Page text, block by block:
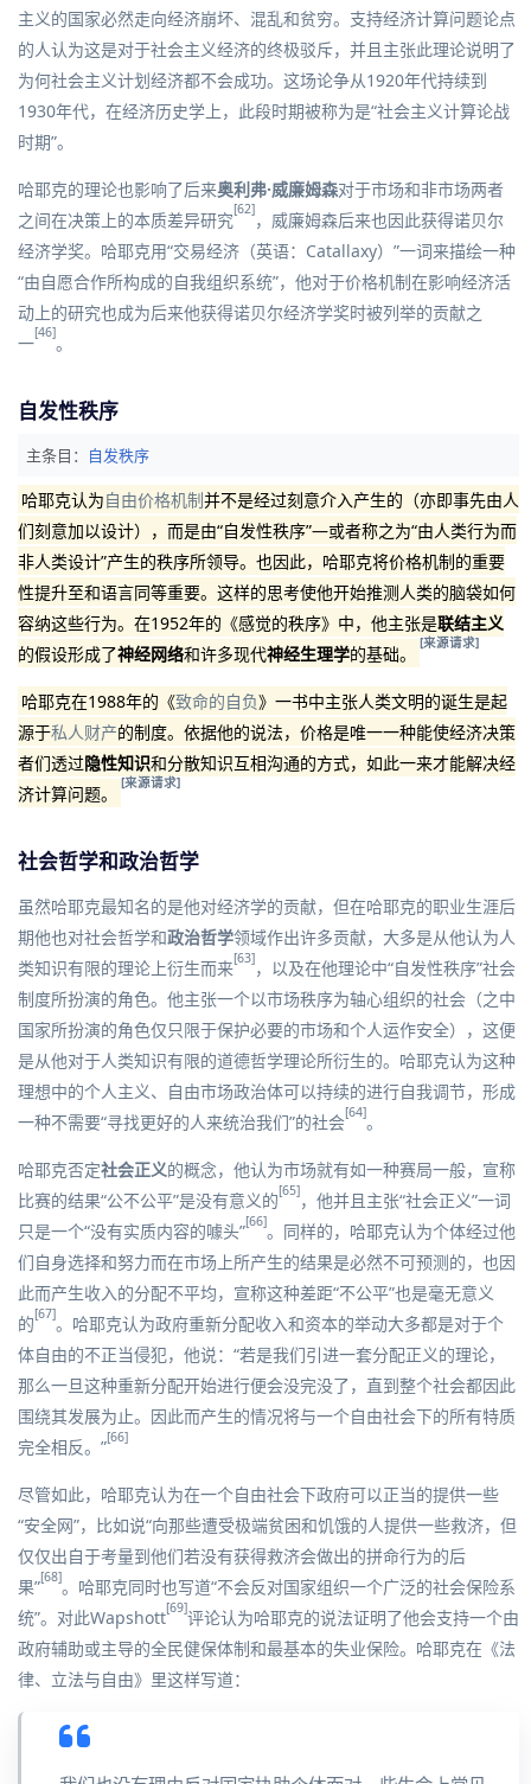
主义的国家必然走向经济崩坏、混乱和贫穷。支持经济计算问题论点
的人认为这是对于社会主义经济的终极驳斥，并且主张此理论说明了
为何社会主义计划经济都不会成功。这场论争从1920年代持续到
1930年代，在经济历史学上，此段时期被称为是“社会主义计算论战
时期”。
哈耶克的理论也影响了后来奥利弗·威廉姆森对于市场和非市场两者
之间在决策上的本质差异研究[62]，威廉姆森后来也因此获得诺贝尔
经济学奖。哈耶克用“交易经济 （英语： Catallaxy） ”一词来描绘一种
“由自愿合作所构成的自我组织系统”，他对于价格机制在影响经济活
动上的研究也成为后来他获得诺贝尔经济学奖时被列举的贡献之
一[46]。
自发性秩序
主条目： 自发秩序
哈耶克认为自由价格机制并不是经过刻意介入产生的（亦即事先由人
们刻意加以设计），而是由“自发性秩序”—或者称之为“由人类行为而
非人类设计”产生的秩序所领导。也因此，哈耶克将价格机制的重要
性提升至和语言同等重要。这样的思考使他开始推测人类的脑袋如何
容纳这些行为。在1952年的《感觉的秩序》中，他主张是联结主义
的假设形成了神经网络和许多现代神经生理学的基础。 [来源请求]
哈耶克在1988年的《致命的自负》一书中主张人类文明的诞生是起
源于私人财产的制度。依据他的说法，价格是唯一一种能使经济决策
者们透过隐性知识和分散知识互相沟通的方式，如此一来才能解决经
济计算问题。
[来源请求]
社会哲学和政治哲学
虽然哈耶克最知名的是他对经济学的贡献，但在哈耶克的职业生涯后
期他也对社会哲学和政治哲学领域作出许多贡献，大多是从他认为人
类知识有限的理论上衍生而来[63]，以及在他理论中“自发性秩序”社会
制度所扮演的角色。他主张一个以市场秩序为轴心组织的社会（之中
国家所扮演的角色仅只限于保护必要的市场和个人运作安全），这便
是从他对于人类知识有限的道德哲学理论所衍生的。哈耶克认为这种
理想中的个人主义、自由市场政治体可以持续的进行自我调节，形成
一种不需要“寻找更好的人来统治我们”的社会[64]。
哈耶克否定社会正义的概念，他认为市场就有如一种赛局一般，宣称
比赛的结果“公不公平”是没有意义的[65]，他并且主张“社会正义”一词
只是一个“没有实质内容的噱头”[66]。同样的，哈耶克认为个体经过他
们自身选择和努力而在市场上所产生的结果是必然不可预测的，也因
此而产生收入的分配不平均，宣称这种差距“不公平”也是毫无意义
的[67]。哈耶克认为政府重新分配收入和资本的举动大多都是对于个
体自由的不正当侵犯，他说：“若是我们引进一套分配正义的理论，
那么一旦这种重新分配开始进行便会没完没了，直到整个社会都因此
围绕其发展为止。因此而产生的情况将与一个自由社会下的所有特质
完全相反。”[66]
尽管如此，哈耶克认为在一个自由社会下政府可以正当的提供一些
“安全网”，比如说“向那些遭受极端贫困和饥饿的人提供一些救济，但
仅仅出自于考量到他们若没有获得救济会做出的拼命行为的后
果”[68]。哈耶克同时也写道“不会反对国家组织一个广泛的社会保险系
统”。对此Wapshott[69]评论认为哈耶克的说法证明了他会支持一个由
政府辅助或主导的全民健保体制和最基本的失业保险。哈耶克在《法
律、立法与自由》里这样写道：